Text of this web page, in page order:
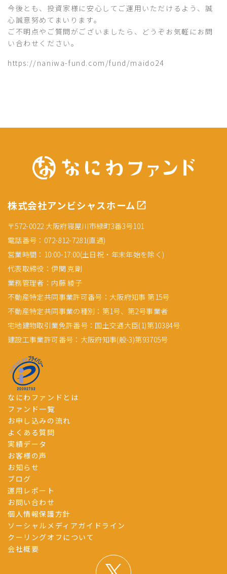
今後とも、投資家様に安心してご運用いただけるよう、誠
心誠意努めてまいります。
ご不明点やご質問がございましたら、どうぞお気軽にお問
い合わせください。
https://naniwa-fund.com/fund/maido24
株式会社アンビシャスホーム
〒572-0022 大阪府寝屋川市緑町3番3号101
電話番号：072-812-7281(直通)
営業時間：10:00-17:00(土日祝・年末年始を除く)
代表取締役：伊関 克剛
業務管理者：内藤 綾子
不動産特定共同事業許可番号：大阪府知事 第15号
不動産特定共同事業の種別：第1号、第2号事業者
宅地建物取引業免許番号：国土交通大臣(1)第10384号
建設工事業許可番号：大阪府知事(般-3)第93705号
なにわファンドとは
ファンド一覧
お申し込みの流れ
よくある質問
実績データ
お客様の声
お知らせ
ブログ
運用レポート
お問い合わせ
個人情報保護方針
ソーシャルメディアガイドライン
クーリングオフについて
会社概要